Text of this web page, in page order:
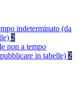
indeterminato (da
2
non a tempo
in tabelle) 2